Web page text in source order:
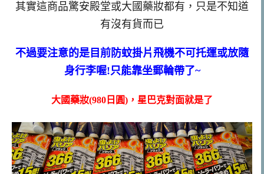
其實這商品驚安殿堂或大國藥妝都有，只是不知道
有沒有貨而已
不過要注意的是目前防蚊掛片飛機不可托運或放隨
身行李喔!只能靠坐郵輪帶了~
大國藥妝(980日圓)，星巴克對面就是了